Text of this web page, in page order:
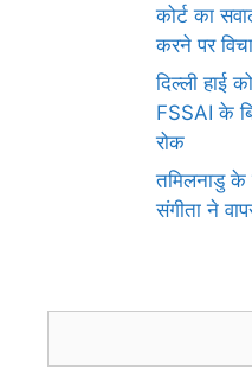
कोर्ट का
करने पर
दिल्ली हाई
FSSAI के
रोक
तमिलनाडु के
संगीता ने